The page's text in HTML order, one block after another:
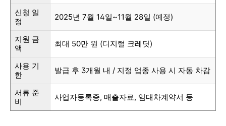
신청 일
정
2025년 7월 14일~11월 28일 (예정)
지원 금
액
최대 50만 원 (디지털 크레딧)
사용 기
한
발급 후 3개월 내 / 지정 업종 사용 시 자동 차감
서류 준
비
사업자등록증, 매출자료, 임대차계약서 등